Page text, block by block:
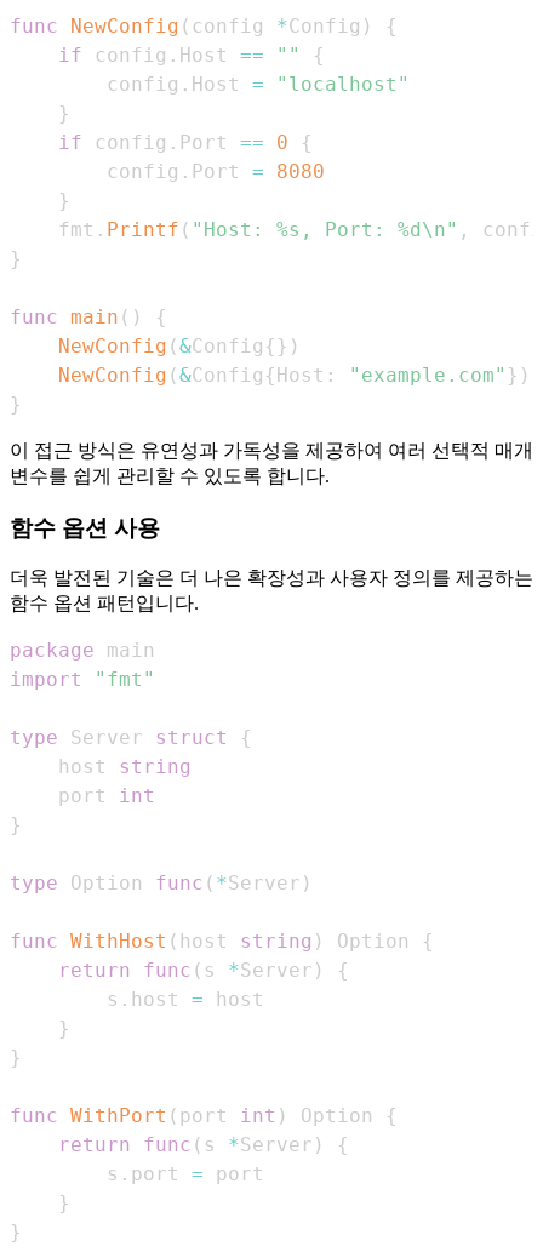
func NewConfig ( config *Config )
{
if config . Host == ""
{
        config
. Host =
"localhost"
}
if config . Port == 0
{
        config
. Port =
8080
}
    fmt
. Printf ( "Host: %s, Port: %d\n" ,
}
func main ( )
{
NewConfig (&Config { } )
NewConfig (&Config {Host : "example.com" } )
}
이 접근 방식은 유연성과 가독성을 제공하여 여러 선택적 매개
변수를 쉽게 관리할 수 있도록 합니다.
함수 옵션 사용
더욱 발전된 기술은 더 나은 확장성과 사용자 정의를 제공하는
함수 옵션 패턴입니다.
package
import
"fmt"
type Server struct
{
    host
string
    port
int
}
type Option func ( *Server )
func WithHost ( host string ) Option
{
return
func ( s *Server )
{
        s
. host =
}
}
func WithPort ( port int ) Option
{
return
func ( s *Server )
{
        s
. port =
}
}